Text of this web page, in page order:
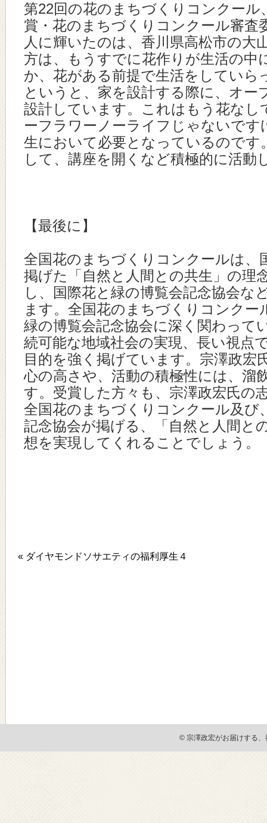
第22回の花のまちづくりコンクール
賞・花のまちづくりコンクール審査
人に輝いたのは、香川県高松市の大
方は、もうすでに花作りが生活の中
か、花がある前提で生活をしていら
というと、家を設計する際に、オー
設計しています。これはもう花なし
ーフラワーノーライフじゃないです
生において必要となっているのです
して、講座を開くなど積極的に活動
【最後に】
全国花のまちづくりコンクールは、
掲げた「自然と人間との共生」の理
し、国際花と緑の博覧会記念協会な
ます。全国花のまちづくりコンクー
緑の博覧会記念協会に深く関わって
続可能な地域社会の実現、長い視点
目的を強く掲げています。宗澤政宏
心の高さや、活動の積極性には、溜
す。受賞した方々も、宗澤政宏氏の
全国花のまちづくりコンクール及び
記念協会が掲げる、「自然と人間と
想を実現してくれることでしょう。
« ダイヤモンドソサエティの福利厚生４
© 宗澤政宏がお届けする